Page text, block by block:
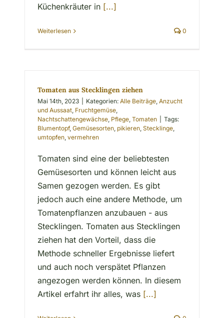
Küchenkräuter in [...]
Weiterlesen 0
Tomaten aus Stecklingen ziehen
Mai 14th, 2023 Kategorien:Alle Beiträge,Anzucht
und Aussaat, Fruchtgemüse,
Nachtschattengewächse, Pflege,Tomaten
Tags:
Blumentopf,Gemüsesorten, pikieren,Stecklinge,
umtopfen,vermehren
Tomaten sind eine der beliebtesten
Gemüsesorten und können leicht aus
Samen gezogen werden. Es gibt
jedoch auch eine andere Methode, um
Tomatenpflanzen anzubauen - aus
Stecklingen. Tomaten aus Stecklingen
ziehen hat den Vorteil, dass die
Methode schneller Ergebnisse liefert
und auch noch verspätet Pflanzen
angezogen werden können. In diesem
Artikel erfahrt ihr alles, was [...]